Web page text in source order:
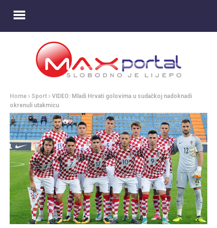
Home Sport
VIDEO: Mladi Hrvati golovima u sudačkoj nadoknadi
okrenuli utakmicu